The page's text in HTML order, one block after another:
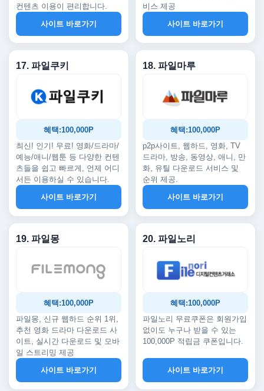
컨텐츠 이용이 편리합니다.
사이트 바로가기
비스 제공
사이트 바로가기
17. 파일쿠키
혜택:100,000P
최신! 인기! 무료! 영화/드라마/
예능/애니/웹툰 등 다양한 컨텐
츠들을 쉽고 빠르게, 언제 어디
서든 이용하실 수 있습니다.
사이트 바로가기
18. 파일마루
혜택:100,000P
p2p사이트, 웹하드, 영화, TV
드라마, 방송, 동영상, 애니, 만
화, 유틸 다운로드 서비스 및
순위 제공.
사이트 바로가기
19. 파일몽
혜택:100,000P
파일몽, 신규 웹하드 순위 1위,
추천 영화 드라마 다운로드 사
이트, 실시간 다운로드 및 모바
일 스트리밍 제공
사이트 바로가기
20. 파일노리
혜택:100,000P
파일노리 무료쿠폰은 회원가입
없이도 누구나 받을 수 있는
100,000P 적립금 쿠폰입니다.
사이트 바로가기